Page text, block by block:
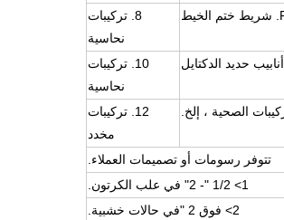
8. تركيبات
نحاسية
10. تركيبات
نحاسية
12. تركيبات
مخدد
تتوفر رسومات أو تصميمات العملاء.
1> 1/2 "- 2" في علب الكرتون.
2> فوق 2 "في حالات خشبية.